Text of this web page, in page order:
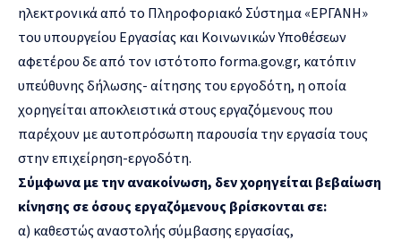
ηλεκτρονικά από το Πληροφοριακό Σύστημα «ΕΡΓΑΝΗ»
του υπουργείου Εργασίας και Κοινωνικών Υποθέσεων
αφετέρου δε από τον ιστότοπο forma.gov.gr, κατόπιν
υπεύθυνης δήλωσης- αίτησης του εργοδότη, η οποία
χορηγείται αποκλειστικά στους εργαζόμενους που
παρέχουν με αυτοπρόσωπη παρουσία την εργασία τους
στην επιχείρηση-εργοδότη.
Σύμφωνα με την ανακοίνωση, δεν χορηγείται βεβαίωση
κίνησης σε όσους εργαζόμενους βρίσκονται σε:
α) καθεστώς αναστολής σύμβασης εργασίας,